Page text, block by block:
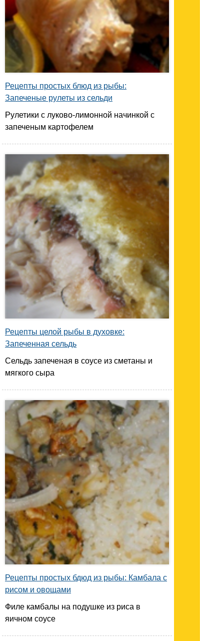
Рецепты простых блюд из рыбы:
Запеченые рулеты из сельди
Рулетики с луково-лимонной начинкой с
запеченым картофелем
Рецепты целой рыбы в духовке:
Запеченная сельдь
Сельдь запеченая в соусе из сметаны и
мягкого сыра
Рецепты простых бдюд из рыбы: Камбала с
рисом и овощами
Филе камбалы на подушке из риса в
яичном соусе